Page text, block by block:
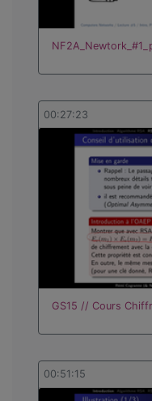
00:27:23
GS15 // Cours
00:51:15